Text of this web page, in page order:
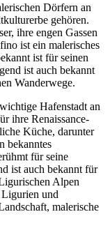
Dörfern an
gehören.
ihre engen Gassen
ist ein malerisches
ist für seinen
ist auch bekannt
Wanderwege.
Hafenstadt an
ihre Renaissance-
Küche, darunter
bekanntes
für seine
ist auch bekannt für
Alpen
Ligurien und
malerische